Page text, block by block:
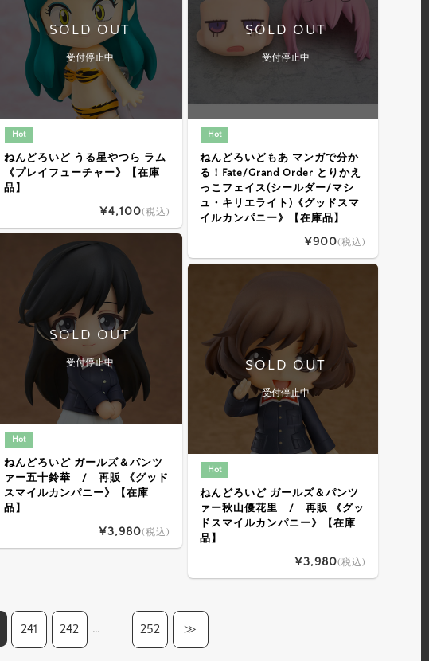
SOLD OUT
受付停止中
Hot
ねんどろいど うる星やつら ラム
《プレイフューチャー》【在庫
品】
¥4,100(税込)
SOLD OUT
受付停止中
Hot
ねんどろいどもあ マンガで分か
る！Fate/Grand Order とりかえ
っこフェイス(シールダー/マシ
ュ・キリエライト)《グッドスマ
イルカンパニー》【在庫品】
¥900(税込)
SOLD OUT
受付停止中
Hot
ねんどろいど ガールズ＆パンツ
ァー五十鈴華 / 再販 《グッド
スマイルカンパニー》【在庫
品】
¥3,980(税込)
SOLD OUT
受付停止中
Hot
ねんどろいど ガールズ＆パンツ
ァー秋山優花里 / 再販 《グッ
ドスマイルカンパニー》【在庫
品】
¥3,980(税込)
241 242 … 252 ≫